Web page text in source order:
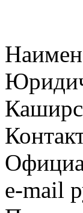
e-mail